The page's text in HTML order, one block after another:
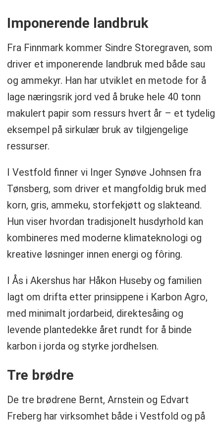
Imponerende landbruk
Fra Finnmark kommer Sindre Storegraven, som
driver et imponerende landbruk med både sau
og ammekyr. Han har utviklet en metode for å
lage næringsrik jord ved å bruke hele 40 tonn
makulert papir som ressurs hvert år – et tydelig
eksempel på sirkulær bruk av tilgjengelige
ressurser.
I Vestfold finner vi Inger Synøve Johnsen fra
Tønsberg, som driver et mangfoldig bruk med
korn, gris, ammeku, storfekjøtt og slakteand.
Hun viser hvordan tradisjonelt husdyrhold kan
kombineres med moderne klimateknologi og
kreative løsninger innen energi og fôring.
I Ås i Akershus har Håkon Huseby og familien
lagt om drifta etter prinsippene i Karbon Agro,
med minimalt jordarbeid, direktesåing og
levende plantedekke året rundt for å binde
karbon i jorda og styrke jordhelsen.
Tre brødre
De tre brødrene Bernt, Arnstein og Edvart
Freberg har virksomhet både i Vestfold og på